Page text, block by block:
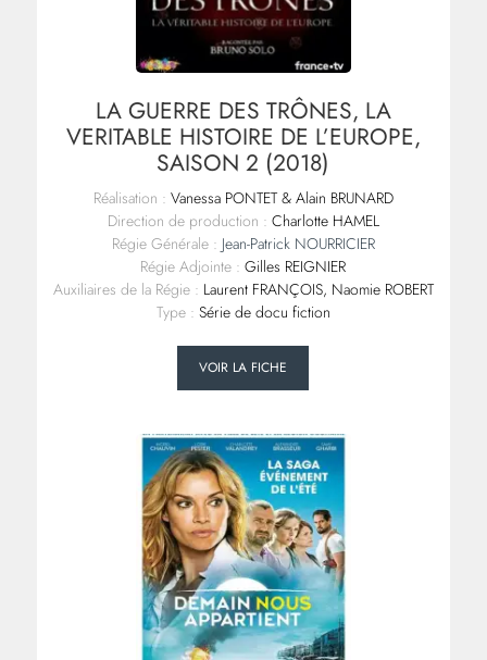
LA GUERRE DES TRÔNES, LA
VERITABLE HISTOIRE DE L’EUROPE,
SAISON 2 (2018)
Réalisation : Vanessa PONTET & Alain BRUNARD
Direction de production : Charlotte HAMEL
Régie Générale : Jean-Patrick NOURRICIER
Régie Adjointe : Gilles REIGNIER
Auxiliaires de la Régie : Laurent FRANÇOIS, Naomie ROBERT
Type : Série de docu fiction
VOIR LA FICHE